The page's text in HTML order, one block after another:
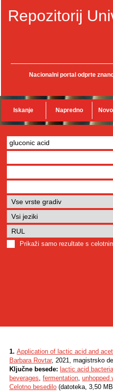
Repozitorij
Nacionalni portal odprte
Iskanje Napredno
Prikaži samo rezultate s
1. Application of lactic acid and
Barbara Rovtar, 2021, magistrsko
Ključne besede: lactic acid bacteria
beverages, fermentation, unhopped
Celotno besedilo (datoteka, 3,50